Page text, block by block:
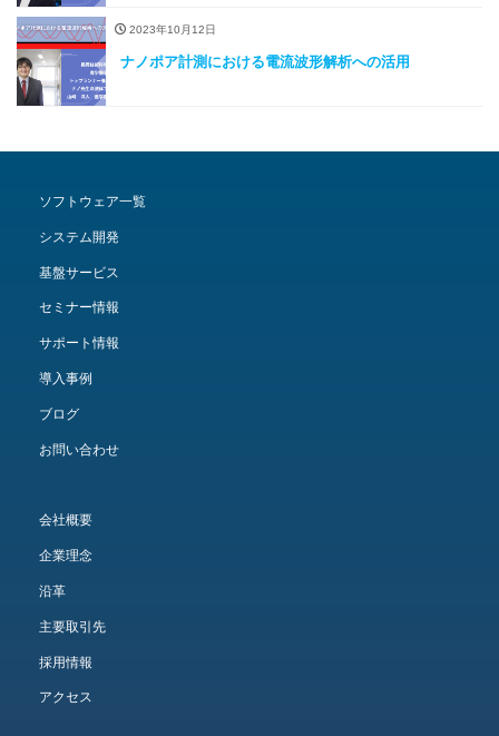
2023年10月12日
ナノポア計測における電流波形解析への活用
ソフトウェア一覧
システム開発
基盤サービス
セミナー情報
サポート情報
導入事例
ブログ
お問い合わせ
会社概要
企業理念
沿革
主要取引先
採用情報
アクセス